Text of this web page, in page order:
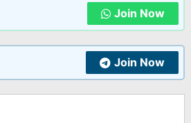
Join Now
Join Now